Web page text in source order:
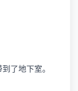
了地下室。